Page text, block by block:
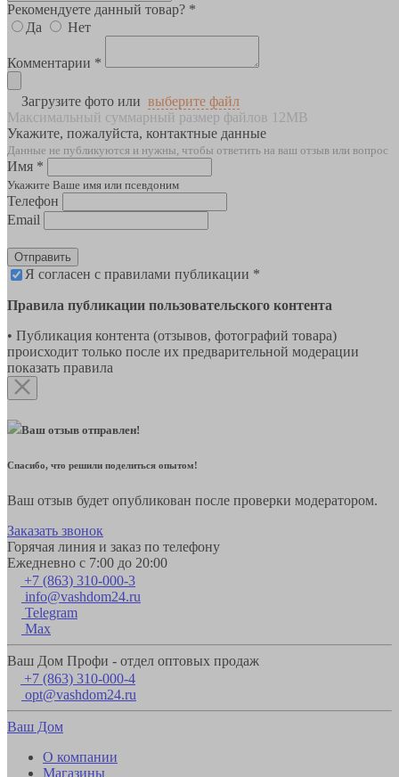
Рекомендуете данный товар? *
Да
Нет
Комментарии *
Загрузите фото или выберите файл
Максимальный суммарный размер файлов 12MB
Укажите, пожалуйста, контактные данные
Данные не публикуются и нужны, чтобы ответить на ваш отзыв или вопрос
Имя *
Укажите Ваше имя или псевдоним
Телефон
Email
Отправить
Я согласен с правилами публикации *
Правила публикации пользовательского контента
• Публикация контента (отзывов, фотографий товара)
происходит только после их предварительной модерации
показать правила
Ваш отзыв отправлен!
Спасибо, что решили поделиться опытом!
Ваш отзыв будет опубликован после проверки модератором.
Заказать звонок
Горячая линия и заказ по телефону
Ежедневно с 7:00 до 20:00
+7 (863) 310-000-3
info@vashdom24.ru
Telegram
Max
Ваш Дом Профи - отдел оптовых продаж
+7 (863) 310-000-4
opt@vashdom24.ru
Ваш Дом
О компании
Магазины